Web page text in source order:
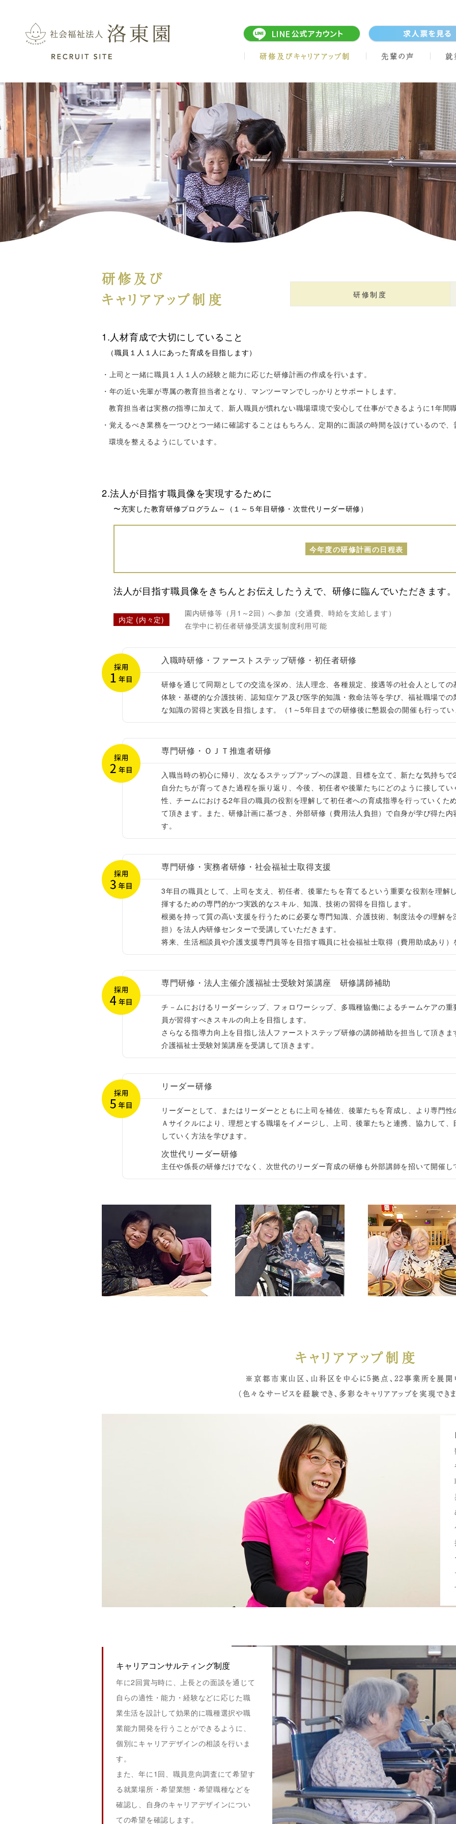
研修及びキャリアアップ制 先輩の声 就
研修及び
キャリアアップ制度
研修制度
1.人材育成で大切にしていること
（職員１人１人にあった育成を目指します）
・上司と一緒に職員１人１人の経験と能力に応じた研修計画の作成を行います。
・年の近い先輩が専属の教育担当者となり、マンツーマンでしっかりとサポートします。
教育担当者は実務の指導に加えて、新人職員が慣れない職場環境で安心して仕事ができるように1年間
・覚えるべき業務を一つひとつ一緒に確認することはもちろん、定期的に面談の時間を設けているので
環境を整えるようにしています。
2.法人が目指す職員像を実現するために
〜充実した教育研修プログラム～ （１～５年目研修・次世代リーダー研修）
今年度の研修計画の日程表
法人が目指す職員像をきちんとお伝えしたうえで、研修に臨んでいただきます。
内定 (内々定)
園内研修等（月1～2回）へ参加 （交通費、時給を支給します）
在学中に初任者研修受講支援制度利用可能
入職時研修・ファーストステップ研修・初任者研修
研修を通じて同期としての交流を深め、法人理念、各種規定、接遇等の社会人として
体験・基礎的な介護技術、認知症ケア及び医学的知識・救命法等を学び、福祉職場で
な知識の習得と実践を目指します。（1～5年目までの研修後に懇親会の開催も行って
専門研修・ＯＪＴ推進者研修
入職当時の初心に帰り、次なるステップアップへの課題、目標を立て、新たな気持ち
自分たちが育ってきた過程を振り返り、今後、初任者や後輩たちにどのように接して
性、チームにおける2年目の職員の役割を理解して初任者への育成指導を行っていくた
て頂きます。また、研修計画に基づき、外部研修（費用法人負担）で自身が学び得た
す。
専門研修・実務者研修・社会福祉士取得支援
3年目の職員として、上司を支え、初任者、後輩たちを育てるという重要な役割を理解
揮するための専門的かつ実践的なスキル、知識、技術の習得を目指します。
根拠を持って質の高い支援を行うために必要な専門知識、介護技術、制度法令の理解
担）を法人内研修センターで受講していただきます。
将来、生活相談員や介護支援専門員等を目指す職員に社会福祉士取得（費用助成あり）
専門研修・法人主催介護福祉士受験対策講座 研修講師補助
チ－ムにおけるリーダーシップ、フォロワーシップ、多職種協働によるチームケアの
員が習得すべきスキルの向上を目指します。
さらなる指導力向上を目指し法人ファーストステップ研修の講師補助を担当して頂き
介護福祉士受験対策講座を受講して頂きます。
リーダー研修
リーダーとして、またはリーダーとともに上司を補佐、後輩たちを育成し、より専門
Ａサイクルにより、理想とする職場をイメージし、上司、後輩たちと連携、協力して
していく方法を学びます。
次世代リーダー研修
主任や係長の研修だけでなく、次世代のリーダー育成の研修も外部講師を招いて開催し
キャリアアップ制度
※京都市東山区、山科区を中心に5拠点、 22事業所を展開
（色々なサービスを経験でき、 多彩なキャリアアップを実現でき
キャリアコンサルティング制度
年に2回賞与時に、上長との面談を通じて
自らの適性・能力・経験などに応じた職
業生活を設計して効果的に職種選択や職
業能力開発を行うことができるように、
個別にキャリアデザインの相談を行いま
す。
また、年に1回、職員意向調査にて希望す
る就業場所・希望業態・希望職種などを
確認し、自身のキャリアデザインについ
ての希望を確認します。